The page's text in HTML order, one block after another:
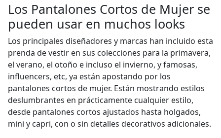
Los Pantalones Cortos de Mujer se
pueden usar en muchos looks
Los principales diseñadores y marcas han incluido esta
prenda de vestir en sus colecciones para la primavera,
el verano, el otoño e incluso el invierno, y famosas,
influencers, etc, ya están apostando por los
pantalones cortos de mujer. Están mostrando estilos
deslumbrantes en prácticamente cualquier estilo,
desde pantalones cortos ajustados hasta holgados,
mini y capri, con o sin detalles decorativos adicionales.